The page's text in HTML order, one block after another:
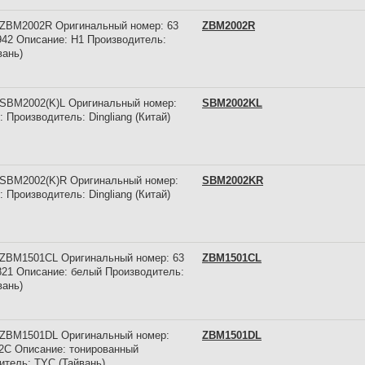
Оригинальный номер: 63
Описание: Н1 Производитель:
ZBM2002R
Оригинальный номер:
Производитель: Dingliang (Китай)
SBM2002KL
Оригинальный номер:
Производитель: Dingliang (Китай)
SBM2002KR
Оригинальный номер: 63
Описание: белый Производитель:
ZBM1501CL
Оригинальный номер:
Описание: тонированный
ZBM1501DL